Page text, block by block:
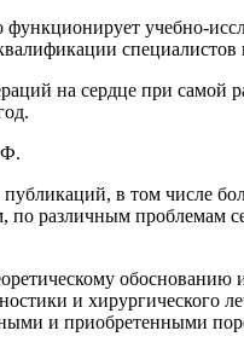
учебно-
специалистов
на сердце при самой
в том числе
различным проблемам
обоснованию
и хирургического
и приобретенными